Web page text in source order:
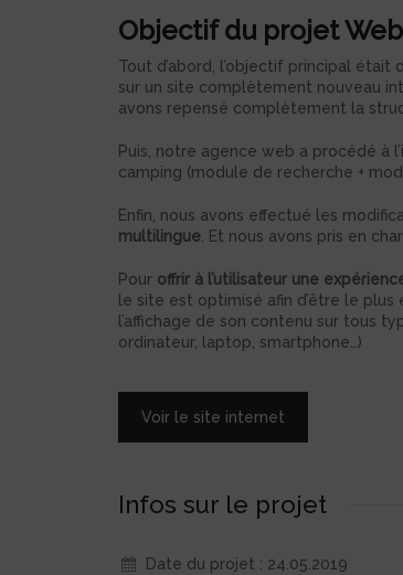
Objectif du projet Web
Tout d’abord, l’objectif principal
sur un site complètement nouveau
avons repensé complètement la
Puis, notre agence web a procédé à
camping (module de recherche +
Enfin, nous avons effectué les
multilingue . Et nous avons pris en
Pour offrir à l’utilisateur une
le site est optimisé afin d’être le
l’affichage de son contenu sur tous
ordinateur, laptop, smartphone…)
Voir le site internet
Infos sur le projet
Date du projet : 24.05.2019